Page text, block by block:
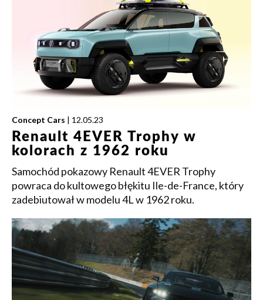
Concept Cars | 12.05.23
Renault 4EVER Trophy w
kolorach z 1962 roku
Samochód pokazowy Renault 4EVER Trophy
powraca do kultowego błękitu Ile-de-France, który
zadebiutował w modelu 4L w 1962 roku.